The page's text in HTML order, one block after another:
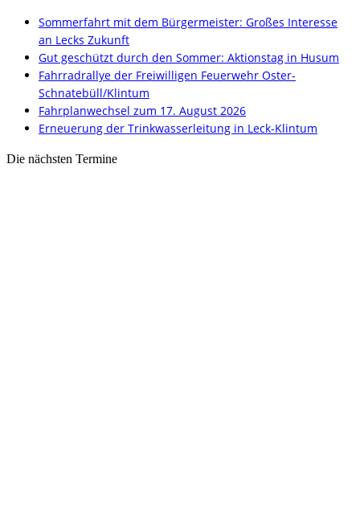
Sommerfahrt mit dem Bürgermeister: Großes Interesse
an Lecks Zukunft
Gut geschützt durch den Sommer: Aktionstag in Husum
Fahrradrallye der Freiwilligen Feuerwehr Oster-
Schnatebüll/Klintum
Fahrplanwechsel zum 17. August 2026
Erneuerung der Trinkwasserleitung in Leck-Klintum
Die nächsten Termine